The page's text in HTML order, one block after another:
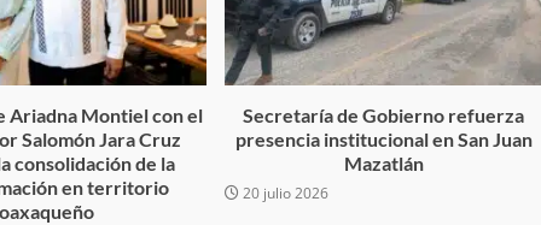
Ariadna Montiel con el
Salomón Jara Cruz
consolidación de la
en territorio
oaxaqueño
Secretaría de Gobierno refuerza
presencia institucional en San Juan
Mazatlán
20 julio 2026
organizada y contrabando
admin 16 julio 2026